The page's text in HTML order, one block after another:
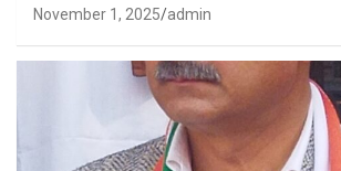
November 1, 2025 admin